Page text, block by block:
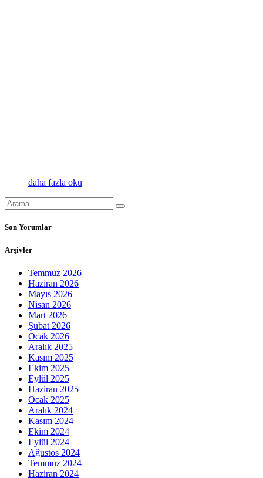
daha fazla oku
Son Yorumlar
Arşivler
Temmuz 2026
Haziran 2026
Mayıs 2026
Nisan 2026
Mart 2026
Şubat 2026
Ocak 2026
Aralık 2025
Kasım 2025
Ekim 2025
Eylül 2025
Haziran 2025
Ocak 2025
Aralık 2024
Kasım 2024
Ekim 2024
Eylül 2024
Ağustos 2024
Temmuz 2024
Haziran 2024